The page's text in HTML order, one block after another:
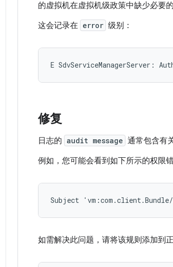
的虚拟机在虚拟机级政策中缺少必要
这会记录在 error 级别：
修复
日志的 audit message 通常包含有
例如，您可能会看到如下所示的权限错
如需解决此问题，请将该规则添加到